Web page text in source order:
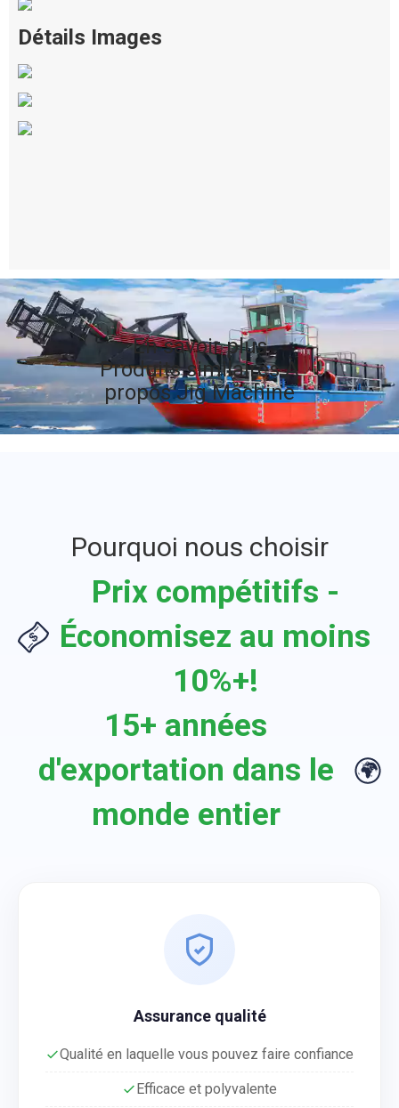
Détails Images
En savoir plus
Produits similaires À
propos Jig Machine
Pourquoi nous choisir
Prix compétitifs -
Économisez au moins
10%+!
15+ années
d'exportation dans le
monde entier
Assurance qualité
Qualité en laquelle vous pouvez faire confiance
Efficace et polyvalente